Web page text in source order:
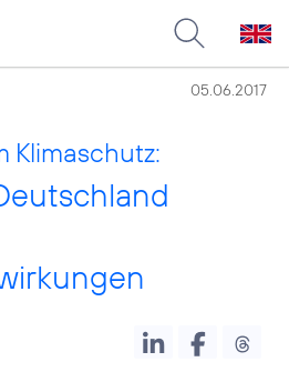
05.06.2017
Klimaschutz: